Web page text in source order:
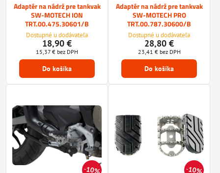
Adaptér na nádrž pre tankvak
SW-MOTECH ION
TRT.00.475.30601/B
Dostupné u dodávateľa
18,90 €
15,37 € bez DPH
Do košíka
Adaptér na nádrž pre tankvak
SW-MOTECH PRO
TRT.00.787.30600/B
Dostupné u dodávateľa
28,80 €
23,41 € bez DPH
Do košíka
10% 10%